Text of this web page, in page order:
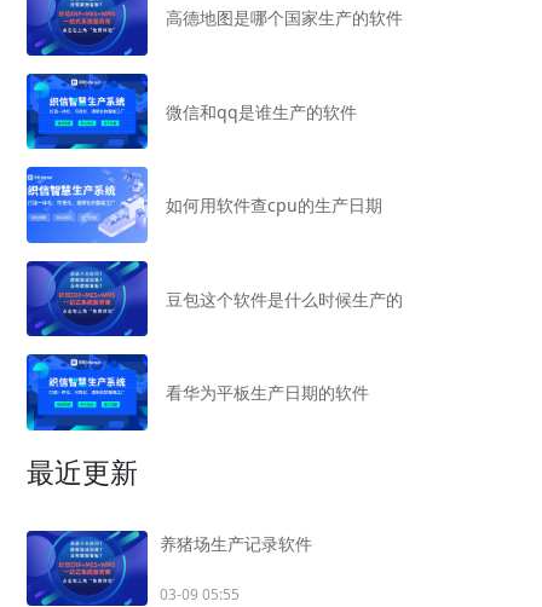
高德地图是哪个国家生产的软件
微信和qq是谁生产的软件
如何用软件查cpu的生产日期
豆包这个软件是什么时候生产的
看华为平板生产日期的软件
最近更新
养猪场生产记录软件
03-09 05:55